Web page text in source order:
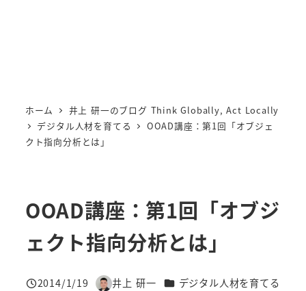
ホーム
井上 研一のブログ Think Globally, Act Locally
デジタル人材を育てる
OOAD講座：第1回「オブジェ
クト指向分析とは」
OOAD講座：第1回「オブジ
ェクト指向分析とは」
2014/1/19 井上 研一 カテゴリー
デジタル人材を育てる